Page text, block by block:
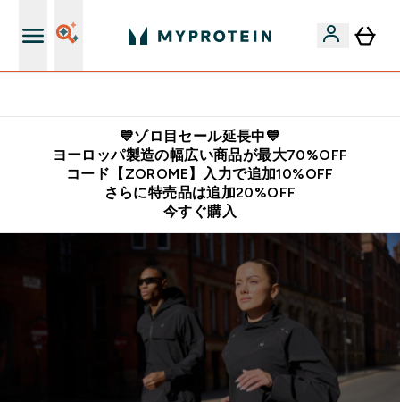
💙ゾロ目セール延長中💙
ヨーロッパ製造の幅広い商品が最大70%OFF
コード【ZOROME】入力で追加10%OFF
さらに特売品は追加20%OFF
今すぐ購入